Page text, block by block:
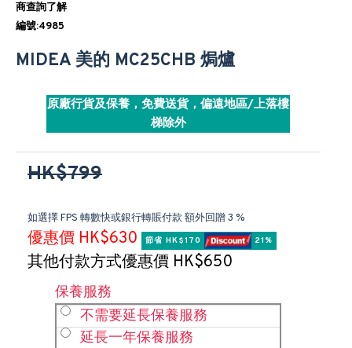
商查詢了解
編號:4985
MIDEA 美的 MC25CHB 焗爐
原廠行貨及保養，免費送貨，偏遠地區/上落樓
梯除外
HK$799
如選擇 FPS 轉數快或銀行轉賬付款 額外回贈 3 %
優惠價 HK$630 節省 HK$170 21%
其他付款方式優惠價 HK$650
保養服務
不需要延長保養服務
延長一年保養服務